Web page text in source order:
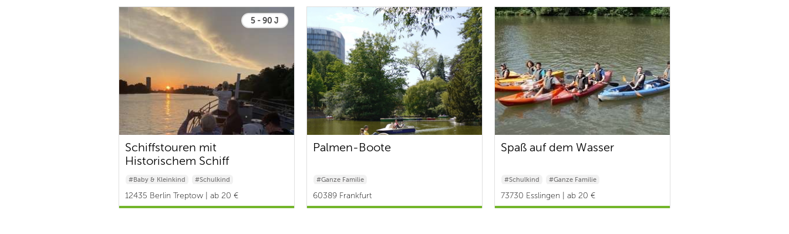
5 - 90 J
Schiffstouren mit
Historischem Schiff
#Baby & Kleinkind
#Schulkind
#Ganze Familie
12435 Berlin Treptow | ab 20 €
Palmen-Boote
#Ganze Familie
60389 Frankfurt
Seckbach/Riederwald/Fechenheim | ab 2 €
Spaß auf dem Wasser
#Schulkind #Ganze Familie
73730 Esslingen | ab 20 €